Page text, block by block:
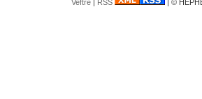
Veftré| RSS | ©